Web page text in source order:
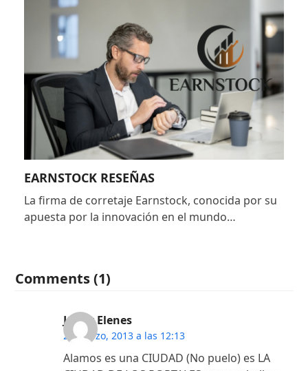
EARNSTOCK RESEÑAS
La firma de corretaje Earnstock, conocida por su
apuesta por la innovación en el mundo…
Comments (1)
Javier Elenes
24 marzo, 2013 a las 12:13
Alamos es una CIUDAD (No puelo) es LA